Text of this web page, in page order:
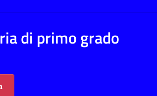
di primo grado